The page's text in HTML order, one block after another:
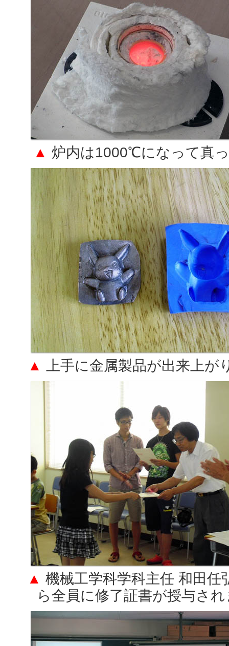
▲ 炉内は1000℃になって真
▲ 上手に金属製品が出来上が
▲ 機械工学科学科主任 和田任
ら全員に修了証書が授与さ